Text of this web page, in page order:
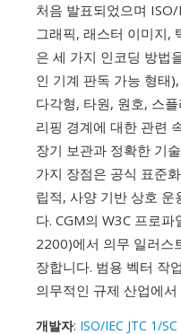
처음 발표되었으며
그래픽, 래스터 이미지,
은 세 가지 인코딩 방법
인 기계 판독 가능 형태
다각형, 타원, 원호, 스
리핑 경계에 대한 관련
장기 보관과 정확한 기
가지 장점은 공식 표준
립적, 사양 기반 상호
다. CGM의 W3C 프로파
2200)에서 의무 일러스
장합니다. 범용 벡터 작
의무적인 규제 산업에
개발자: ISO/IEC JTC 1/